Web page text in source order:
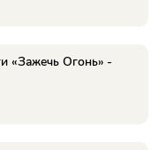
«Зажечь Огонь» -